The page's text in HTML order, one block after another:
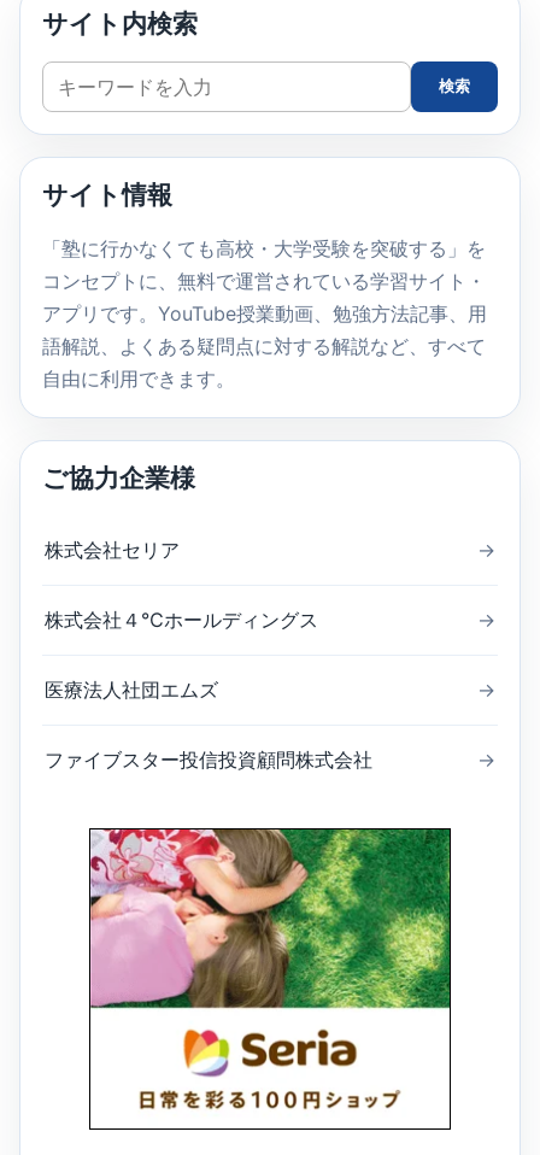
サイト内検索
サ
イ
ト
検
索
検索
サイト情報
「塾に行かなくても高校・大学受験を突破する」を
コンセプトに、無料で運営されている学習サイト・
アプリです。YouTube授業動画、勉強方法記事、用
語解説、よくある疑問点に対する解説など、すべて
自由に利用できます。
ご協力企業様
株式会社セリア →
株式会社４℃ホールディングス →
医療法人社団エムズ →
ファイブスター投信投資顧問株式会社 →